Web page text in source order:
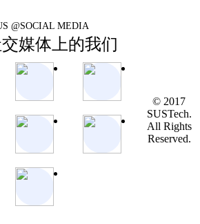
@SOCIAL MEDIA
媒体上的我们
© 2017
SUSTech.
All Rights
Reserved.